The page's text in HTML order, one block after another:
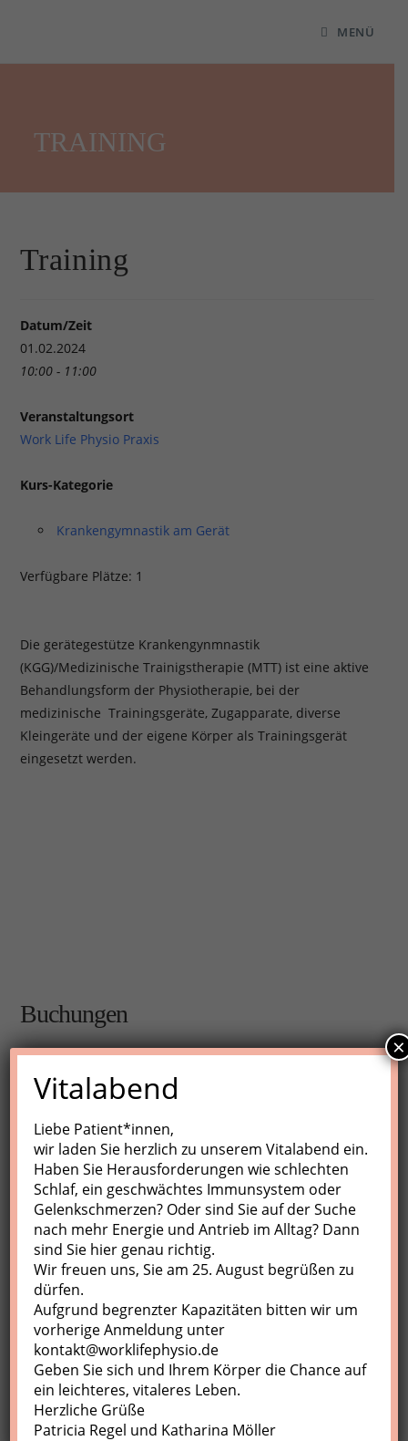
MENÜ
TRAINING
Training
Datum/Zeit
01.02.2024
10:00 - 11:00
Veranstaltungsort
Work Life Physio Praxis
Kurs-Kategorie
Krankengymnastik am Gerät
Verfügbare Plätze: 1
Die gerätegestütze Krankengynmnastik
(KGG)/Medizinische Trainigstherapie (MTT) ist eine aktive
Behandlungsform der Physiotherapie, bei der
medizinische Trainingsgeräte, Zugapparate, diverse
Kleingeräte und der eigene Körper als Trainingsgerät
eingesetzt werden.
Buchungen
Buchungen sind für diese Veranstaltung nicht mehr
möglich.
Nächste Kurse
Keine Veranstaltungen
Profil
Meine Buchungen
Abmelden
Vitalabend
Liebe Patient*innen,
wir laden Sie herzlich zu unserem Vitalabend ein.
Haben Sie Herausforderungen wie schlechten
Schlaf, ein geschwächtes Immunsystem oder
Gelenkschmerzen? Oder sind Sie auf der Suche
nach mehr Energie und Antrieb im Alltag? Dann
sind Sie hier genau richtig.
Wir freuen uns, Sie am 25. August begrüßen zu
dürfen.
Aufgrund begrenzter Kapazitäten bitten wir um
vorherige Anmeldung unter
kontakt@worklifephysio.de
Geben Sie sich und Ihrem Körper die Chance auf
ein leichteres, vitaleres Leben.
Herzliche Grüße
Patricia Regel und Katharina Möller
×